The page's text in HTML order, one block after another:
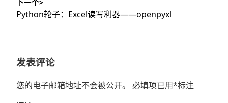
航
文
章：
下一个>
下
Python轮子：Excel读写利器——openpyxl
发表评论
您的电子邮箱地址不会被公开。 必填项已用*标注